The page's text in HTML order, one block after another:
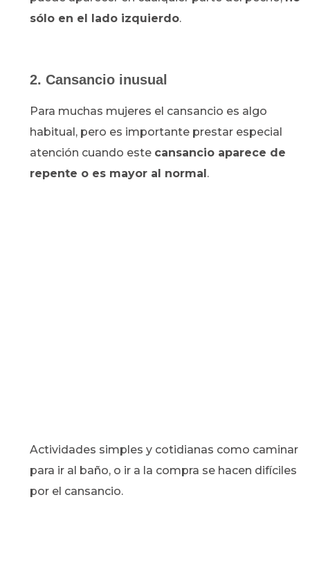
sólo en el lado izquierdo.
2. Cansancio inusual
Para muchas mujeres el cansancio es algo
habitual, pero es importante prestar especial
atención cuando este cansancio aparece de
repente o es mayor al normal .
Actividades simples y cotidianas como caminar
para ir al baño, o ir a la compra se hacen difíciles
por el cansancio.